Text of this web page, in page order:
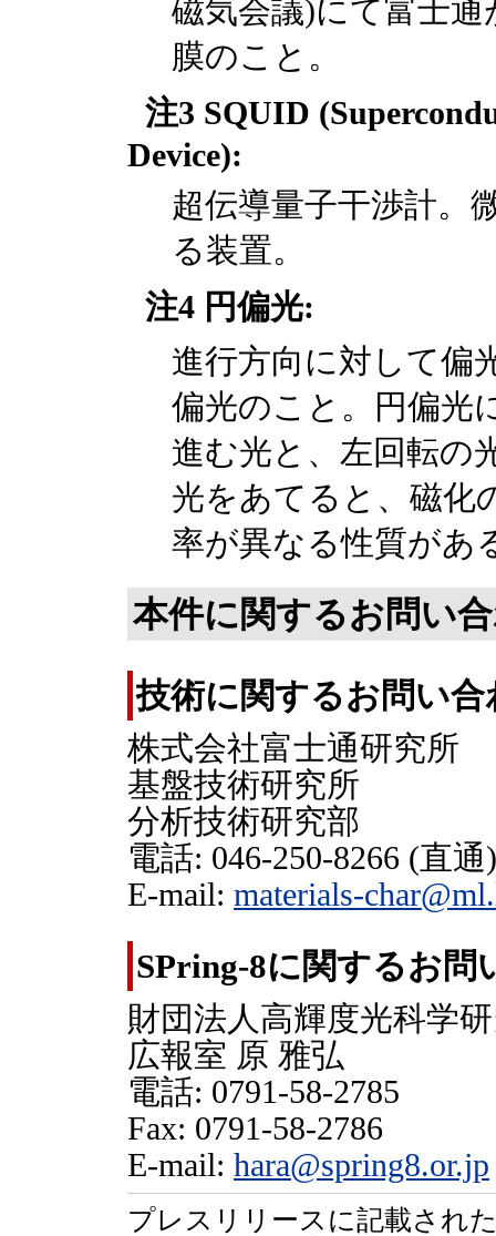
磁気会議)にて富士通
膜のこと。
注3 SQUID
Device):
超伝導量子干渉計。
る装置。
注4 円偏光:
進行方向に対して偏
偏光のこと。円偏光
進む光と、左回転の
光をあてると、磁化
率が異なる性質があ
本件に関するお問い
技術に関するお問い合
株式会社富士通研究所
基盤技術研究所
分析技術研究部
電話: 046-250-8266 (直通)
E-mail: materials-
SPring-8に関するお問
財団法人高輝度光科学
広報室 原 雅弘
電話: 0791-58-2785
Fax: 0791-58-2786
E-mail: hara@spring8.or.jp
プレスリリースに記載され